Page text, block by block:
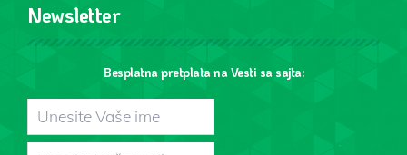
Newsletter
Besplatna pretplata na Vesti sa sajta: